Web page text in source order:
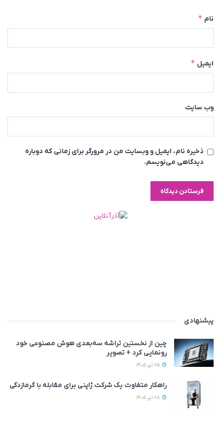
نام *
ایمیل *
وب‌ سایت
ذخیره نام، ایمیل و وبسایت من در مرورگر برای زمانی که دوباره
دیدگاهی می‌نویسم.
پیشنهادی
چین از نخستین تراشه سه‌بعدی هوش مصنوعی خود
رونمایی کرد + تصویر
راهکار متفاوت یک شرکت ژاپنی برای مقابله با گرمازدگی